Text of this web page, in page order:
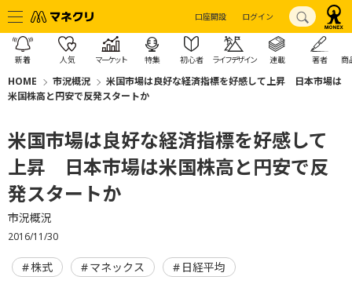
口座開設 ログイン
新着 人気 マーケット 特集 初心者 ライフデザイン 連載 著者 商
HOME 市況概況
米国市場は良好な経済指標を好感して上昇 日本市場は
米国株高と円安で反発スタートか
米国市場は良好な経済指標を好感して
上昇 日本市場は米国株高と円安で反
発スタートか
市況概況
2016/11/30
株式 マネックス 日経平均